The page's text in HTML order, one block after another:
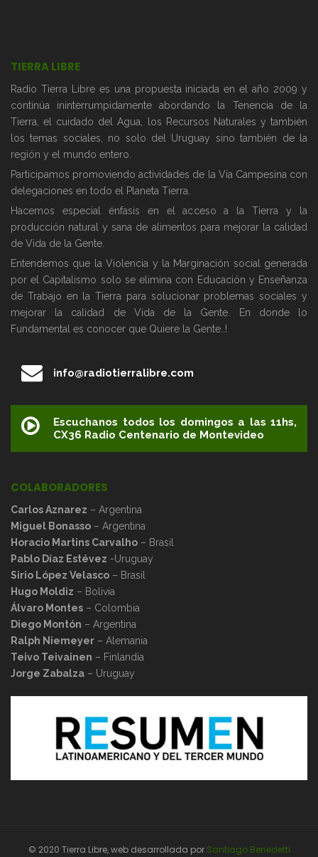
TIERRA LIBRE
Radio Tierra Libre es una propuesta iniciada en el año 2009 y
continúa ininterrumpidamente abordando la Tenencia de la
Tierra, el cuidado del Agua, los Recursos Naturales y también
los temas sociales, no solo del Uruguay sino también de la
región y el mundo entero.
Participamos promoviendo actividades de la Vía Campesina con
delegaciones en todo el Planeta Tierra.
Hacemos especial énfasis en el acceso a la Tierra y la
producción natural y sana de alimentos para mejorar la calidad
de Vida de la Gente.
Entendemos que la Violencia y la Marginación social generada
por el Capitalismo solo se elimina con Educación y Enseñanza
de Trabajo en la Tierra para solucionar problemas sociales y
mejorar la calidad de Vida de la Gente. En donde lo
Fundamental es conocer que Quiere la Gente..!
info@radiotierralibre.com
Escuchanos todos los domingos a las 11hs,
CX36 Radio Centenario de Montevideo
COLABORADORES
Carlos Aznarez – Argentina
Miguel Bonasso – Argentina
Horacio Martins Carvalho – Brasil
Pablo Díaz Estévez -Uruguay
Sirio López Velasco – Brasil
Hugo Moldiz – Bolivia
Álvaro Montes – Colombia
Diego Montón – Argentina
Ralph Niemeyer – Alemania
Teivo Teivainen – Finlandia
Jorge Zabalza – Uruguay
© 2020 Tierra Libre, web desarrollada por Santiago Benedetti